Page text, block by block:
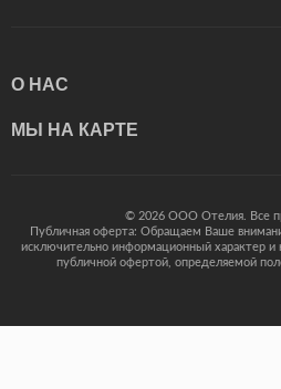
О НАС
МЫ НА КАРТЕ
© 2026 ООО Отелия. Все
Публичная оферта: Обращаем Ваше
исключительно информационный характер и
публичной офертой, определяемой